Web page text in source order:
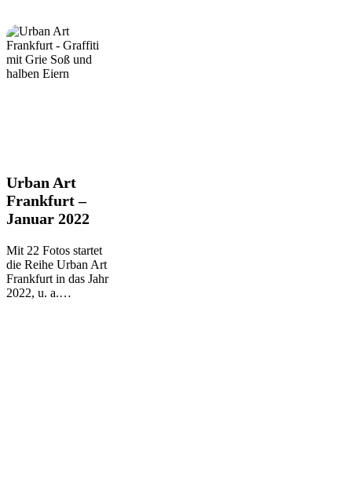
Urban
Art
Frankfurt
–
2022
Urban Art
Frankfurt –
Januar 2022
Mit 22 Fotos startet
die Reihe Urban Art
Frankfurt in das Jahr
2022, u. a.…